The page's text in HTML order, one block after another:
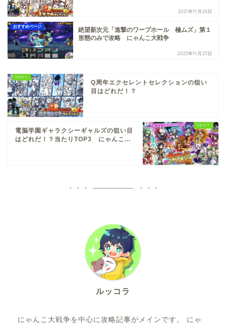
2021年11月26日
おすすめページ
絶望新次元「進撃のワープホール 極ムズ」第１
形態のみで攻略 にゃんこ大戦争
2023年11月23日
Q周年エクセレントセレクションの狙い
目はどれだ！？
電脳学園ギャラクシーギャルズの狙い目
はどれだ！？当たりTOP3 にゃんこ...
ルッコラ
にゃんこ大戦争を中心に攻略記事がメインです。 にゃ